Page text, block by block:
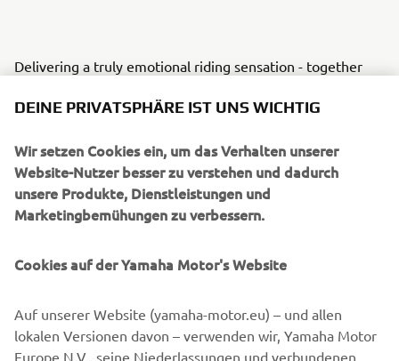
Delivering a truly emotional riding sensation - together
- the flagship MT-10 has established Yamaha as one of the
With its natural and relaxed ergonomics offering a variety
of different riding position, the MT-10 is a versatile
roadster model that is built to excel in a diverse range of
technology, this 1000cc Hyper Naked is an ideal platform
accessories in the new MT-10 Tourer Edition.
Equipped with a special range of items that gives
DEINE PRIVATSPHÄRE IST UNS WICHTIG
Wir setzen Cookies ein, um das Verhalten unserer
Website-Nutzer besser zu verstehen und dadurch
unsere Produkte, Dienstleistungen und
Marketingbemühungen zu verbessern.
Cookies auf der Yamaha Motor's Website
Auf unserer Website (yamaha-motor.eu) – und allen
lokalen Versionen davon – verwenden wir, Yamaha Motor
Europe N.V., seine Niederlassungen und verbundenen